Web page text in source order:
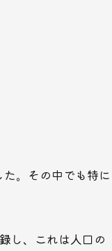
。その中でも特に
し、これは人口の